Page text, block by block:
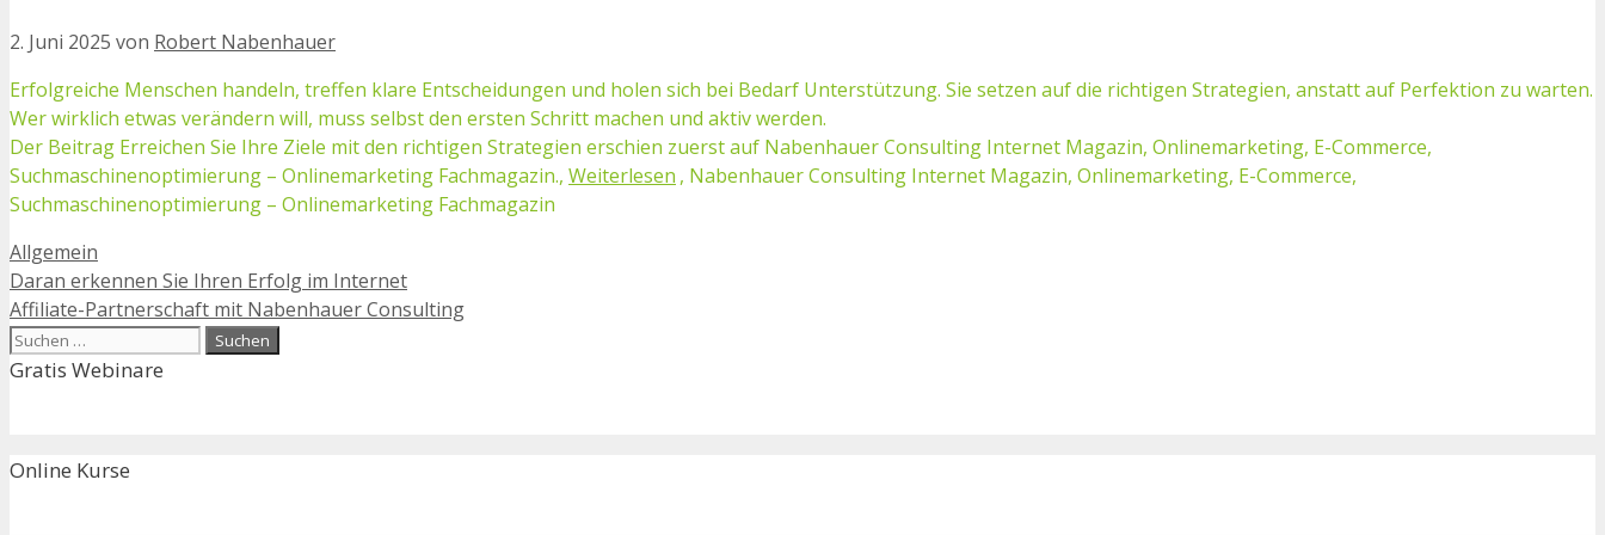
2. Juni 2025 von Robert Nabenhauer
Erfolgreiche Menschen handeln, treffen klare Entscheidungen und holen sich bei Bedarf Unterstützung. Sie setzen auf die richtigen Strategien, anstatt auf Perfektion zu warten.
Wer wirklich etwas verändern will, muss selbst den ersten Schritt machen und aktiv werden.
Der Beitrag Erreichen Sie Ihre Ziele mit den richtigen Strategien erschien zuerst auf Nabenhauer Consulting Internet Magazin, Onlinemarketing, E-Commerce,
Suchmaschinenoptimierung – Onlinemarketing Fachmagazin., Weiterlesen , Nabenhauer Consulting Internet Magazin, Onlinemarketing, E-Commerce,
Suchmaschinenoptimierung – Onlinemarketing Fachmagazin
Kategorien
Allgemein
Daran erkennen Sie Ihren Erfolg im Internet
Affiliate-Partnerschaft mit Nabenhauer Consulting
Suchen
nach:
Gratis Webinare
Online Kurse